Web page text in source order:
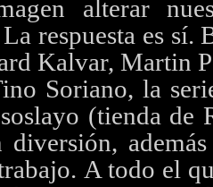
alterar
respuesta es sí.
Kalvar, Martin
Soriano, la
(tienda de
diversión,
A todo el